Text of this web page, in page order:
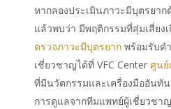
หากลองประเมินภาวะมีบุตรยาก
แล้วพบว่า มีพฤติกรรมที่สุ่มเสี่ยง
ตรวจภาวะมีบุตรยาก พร้อมรับค
เชี่ยวชาญได้ที่ VFC Center ศูนย์
ที่มีนวัตกรรมและเครื่องมืออันทั
การดูแลจากทีมแพทย์ผู้เชี่ยวชา